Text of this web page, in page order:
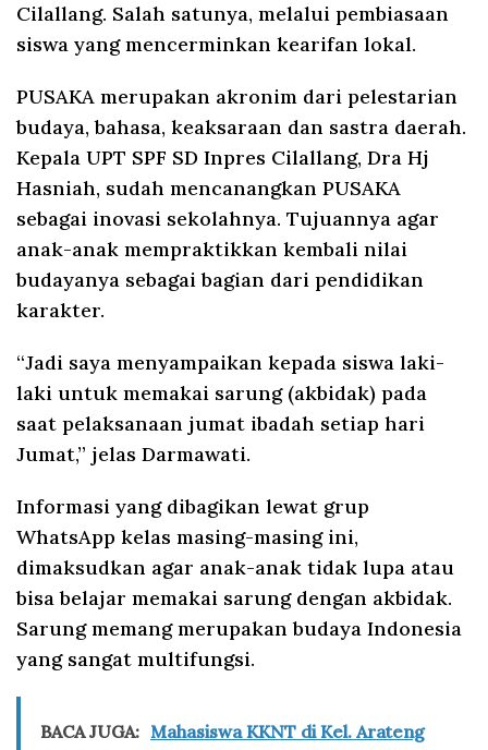
Cilallang. Salah satunya, melalui pembiasaan
siswa yang mencerminkan kearifan lokal.
PUSAKA merupakan akronim dari pelestarian
budaya, bahasa, keaksaraan dan sastra daerah.
Kepala UPT SPF SD Inpres Cilallang, Dra Hj
Hasniah, sudah mencanangkan PUSAKA
sebagai inovasi sekolahnya. Tujuannya agar
anak-anak mempraktikkan kembali nilai
budayanya sebagai bagian dari pendidikan
karakter.
“Jadi saya menyampaikan kepada siswa laki-
laki untuk memakai sarung (akbidak) pada
saat pelaksanaan jumat ibadah setiap hari
Jumat,” jelas Darmawati.
Informasi yang dibagikan lewat grup
WhatsApp kelas masing-masing ini,
dimaksudkan agar anak-anak tidak lupa atau
bisa belajar memakai sarung dengan akbidak.
Sarung memang merupakan budaya Indonesia
yang sangat multifungsi.
BACA JUGA: Mahasiswa KKNT di Kel. Arateng